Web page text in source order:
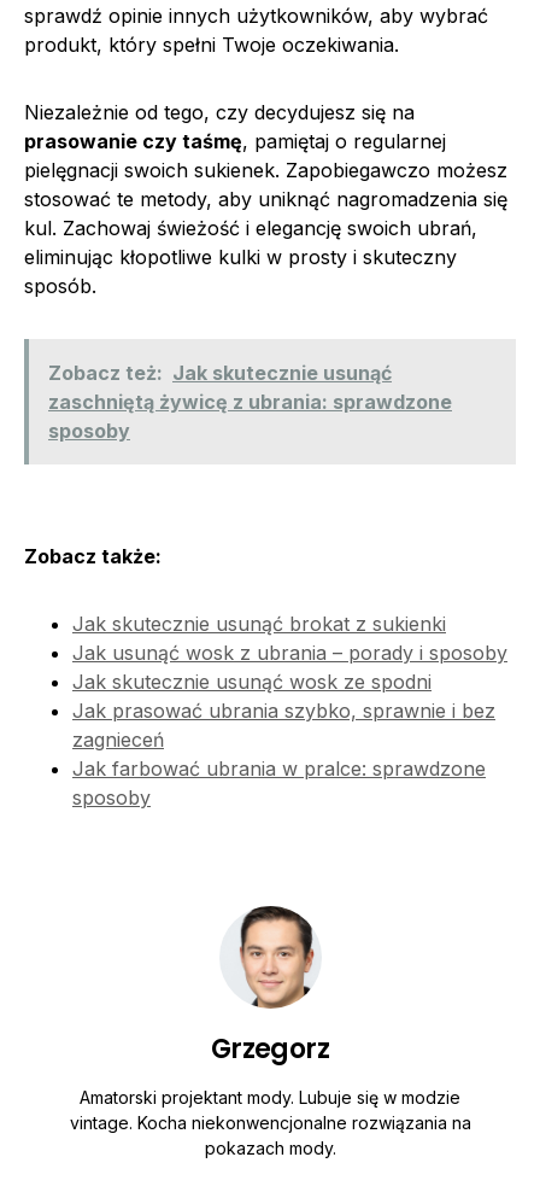
sprawdź opinie innych użytkowników, aby wybrać
produkt, który spełni Twoje oczekiwania.
Niezależnie od tego, czy decydujesz się na
prasowanie czy taśmę, pamiętaj o regularnej
pielęgnacji swoich sukienek. Zapobiegawczo możesz
stosować te metody, aby uniknąć nagromadzenia się
kul. Zachowaj świeżość i elegancję swoich ubrań,
eliminując kłopotliwe kulki w prosty i skuteczny
sposób.
Zobacz też: Jak skutecznie usunąć
zaschniętą żywicę z ubrania: sprawdzone
sposoby
Zobacz także:
Jak skutecznie usunąć brokat z sukienki
Jak usunąć wosk z ubrania – porady i sposoby
Jak skutecznie usunąć wosk ze spodni
Jak prasować ubrania szybko, sprawnie i bez
zagnieceń
Jak farbować ubrania w pralce: sprawdzone
sposoby
Grzegorz
Amatorski projektant mody. Lubuje się w modzie
vintage. Kocha niekonwencjonalne rozwiązania na
pokazach mody.